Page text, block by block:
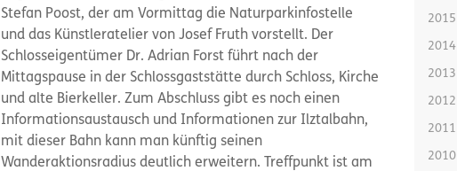
Stefan Poost, der am Vormittag die Naturparkinfostelle
und das Künstleratelier von Josef Fruth vorstellt. Der
Schlosseigentümer Dr. Adrian Forst führt nach der
Mittagspause in der Schlossgaststätte durch Schloss, Kirche
und alte Bierkeller. Zum Abschluss gibt es noch einen
Informationsaustausch und Informationen zur Ilztalbahn,
mit dieser Bahn kann man künftig seinen
Wanderaktionsradius deutlich erweitern. Treffpunkt ist am
2015
2014
2013
2012
2011
2010